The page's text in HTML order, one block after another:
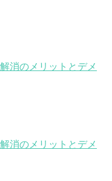
消のメリットとデメ
消のメリットとデメ